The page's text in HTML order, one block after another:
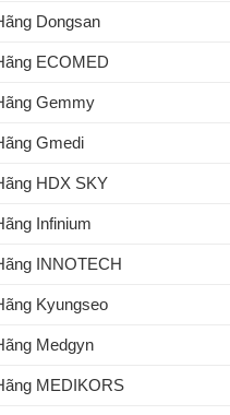
Dongsan
ECOMED
Gemmy
Gmedi
HDX SKY
Infinium
INNOTECH
Kyungseo
Medgyn
MEDIKORS